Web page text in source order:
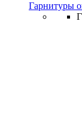
Гарнитуры